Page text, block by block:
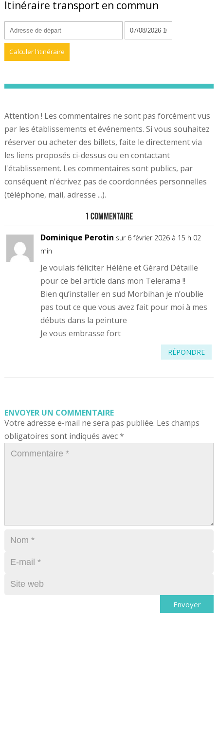
Itinéraire transport en commun
Attention ! Les commentaires ne sont pas forcément vus
par les établissements et événements. Si vous souhaitez
réserver ou acheter des billets, faite le directement via
les liens proposés ci-dessus ou en contactant
l'établissement. Les commentaires sont publics, par
conséquent n'écrivez pas de coordonnées personnelles
(téléphone, mail, adresse ...).
1 Commentaire
Dominique Perotin sur 6 février 2026 à 15 h 02
min
Je voulais féliciter Hélène et Gérard Détaille
pour ce bel article dans mon Telerama !!
Bien qu’installer en sud Morbihan je n’oublie
pas tout ce que vous avez fait pour moi à mes
débuts dans la peinture
Je vous embrasse fort
RÉPONDRE
ENVOYER UN COMMENTAIRE
Votre adresse e-mail ne sera pas publiée. Les champs
obligatoires sont indiqués avec*